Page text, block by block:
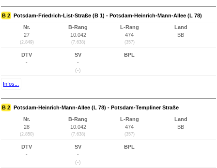
B 2 Potsdam-Friedrich-List-Straße (B 1) - Potsdam-Heinrich-Mann-Allee (L 78)
Nr.
27
(2.849)
B-Rang
10.042
(7.638)
L-Rang
474
(357)
Land
BB
DTV
-
SV
-
(-)
BPL
Infos...
B 2 Potsdam-Heinrich-Mann-Allee (L 78) - Potsdam-Templiner Straße
Nr.
28
(2.850)
B-Rang
10.042
(7.638)
L-Rang
474
(357)
Land
BB
DTV
-
SV
-
(-)
BPL